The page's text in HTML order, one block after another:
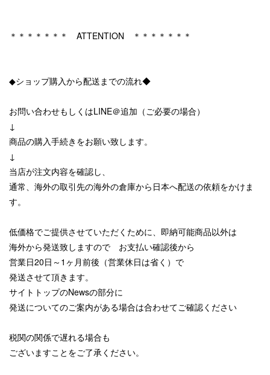
＊＊＊＊＊＊＊ ATTENTION ＊＊＊＊＊＊＊
◆ショップ購入から配送までの流れ◆
お問い合わせもしくはLINE＠追加（ご必要の場合）
↓
商品の購入手続きをお願い致します。
↓
当店が注文内容を確認し、
通常、海外の取引先の海外の倉庫から日本へ配送の依頼をかけま
す。
低価格でご提供させていただくために、即納可能商品以外は
海外から発送致しますので お支払い確認後から
営業日20日～1ヶ月前後（営業休日は省く）で
発送させて頂きます。
サイトトップのNewsの部分に
発送についてのご案内がある場合は合わせてご確認ください
税関の関係で遅れる場合も
ございますことをご了承ください。